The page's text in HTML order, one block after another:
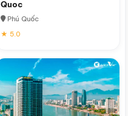
Quoc
Phú Quốc
★ 5.0